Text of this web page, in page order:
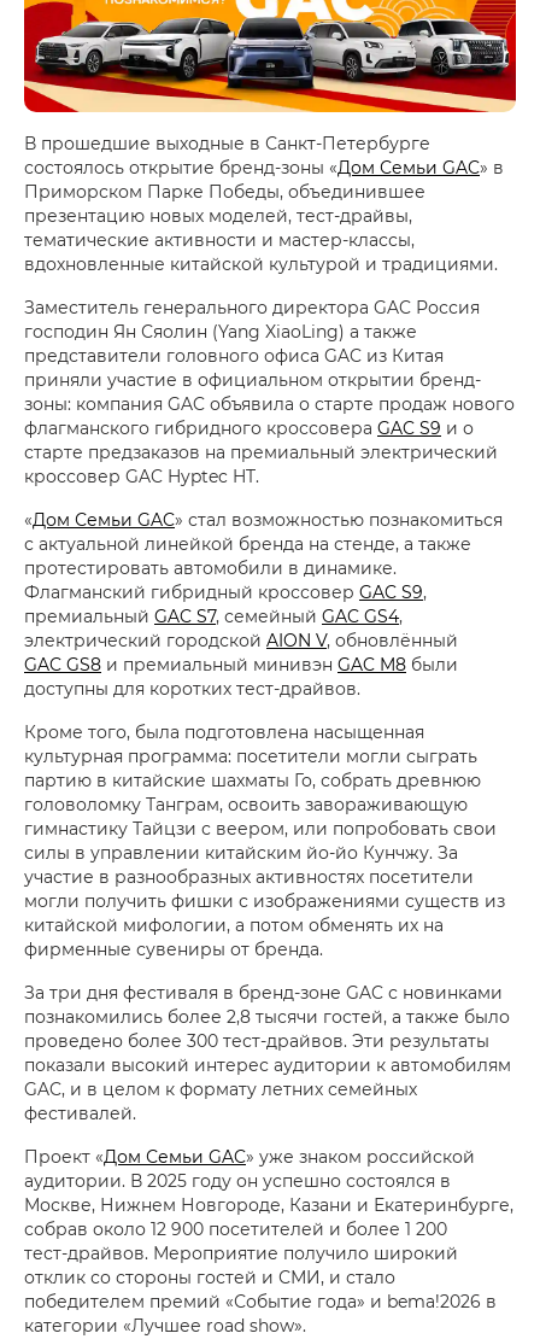
В прошедшие выходные в Санкт-Петербурге
состоялось открытие бренд-зоны «Дом Семьи GAC» в
Приморском Парке Победы, объединившее
презентацию новых моделей, тест-драйвы,
тематические активности и мастер-классы,
вдохновленные китайской культурой и традициями.
Заместитель генерального директора GAC Россия
господин Ян Сяолин (Yang XiaoLing) а также
представители головного офиса GAC из Китая
приняли участие в официальном открытии бренд-
зоны: компания GAC объявила о старте продаж нового
флагманского гибридного кроссовера GAC S9 и о
старте предзаказов на премиальный электрический
кроссовер GAC Hyptec HT.
«Дом Семьи GAC» стал возможностью познакомиться
с актуальной линейкой бренда на стенде, а также
протестировать автомобили в динамике.
Флагманский гибридный кроссовер GAC S9,
премиальный GAC S7, семейный GAC GS4,
электрический городской AION V, обновлённый
GAC GS8 и премиальный минивэн GAC M8 были
доступны для коротких тест-драйвов.
Кроме того, была подготовлена насыщенная
культурная программа: посетители могли сыграть
партию в китайские шахматы Го, собрать древнюю
головоломку Танграм, освоить завораживающую
гимнастику Тайцзи с веером, или попробовать свои
силы в управлении китайским йо-йо Кунчжу. За
участие в разнообразных активностях посетители
могли получить фишки с изображениями существ из
китайской мифологии, а потом обменять их на
фирменные сувениры от бренда.
За три дня фестиваля в бренд-зоне GAC с новинками
познакомились более 2,8 тысячи гостей, а также было
проведено более 300 тест-драйвов. Эти результаты
показали высокий интерес аудитории к автомобилям
GAC, и в целом к формату летних семейных
фестивалей.
Проект «Дом Семьи GAC» уже знаком российской
аудитории. В 2025 году он успешно состоялся в
Москве, Нижнем Новгороде, Казани и Екатеринбурге,
собрав около 12 900 посетителей и более 1 200
тест‑драйвов. Мероприятие получило широкий
отклик со стороны гостей и СМИ, и стало
победителем премий «Событие года» и bema!2026 в
категории «Лучшее road show».